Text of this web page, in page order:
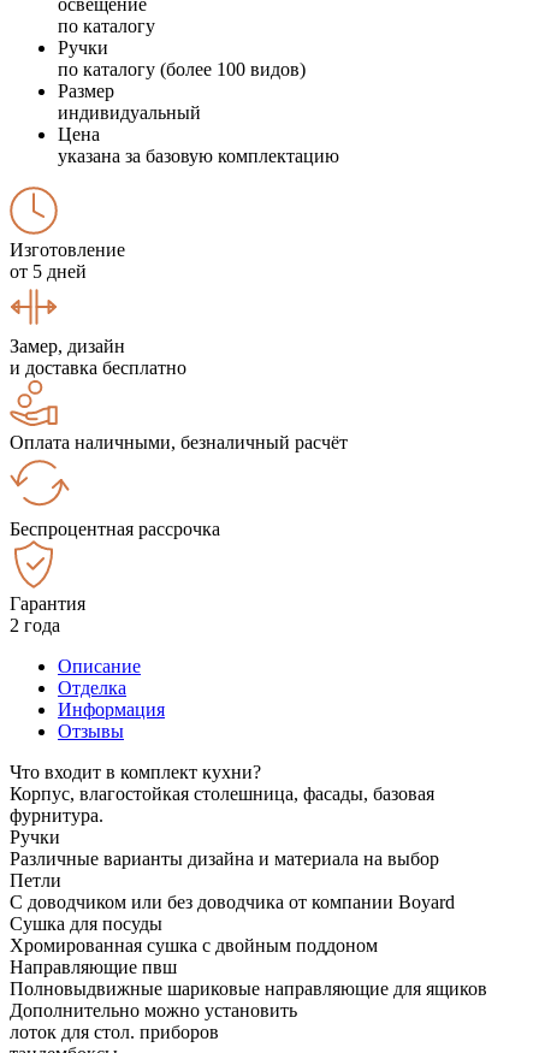
по каталогу
Ручки
по каталогу (более 100 видов)
Размер
индивидуальный
Цена
указана за базовую комплектацию
Изготовление
от 5 дней
Замер, дизайн
и доставка бесплатно
Оплата наличными, безналичный расчёт
Беспроцентная рассрочка
Гарантия
2 года
Описание
Отделка
Информация
Отзывы
Что входит в комплект кухни?
Корпус, влагостойкая столешница, фасады, базовая
фурнитура.
Ручки
Различные варианты дизайна и материала на выбор
Петли
С доводчиком или без доводчика от компании Boyard
Сушка для посуды
Хромированная сушка с двойным поддоном
Направляющие пвш
Полновыдвижные шариковые направляющие для ящиков
Дополнительно можно установить
лоток для стол. приборов